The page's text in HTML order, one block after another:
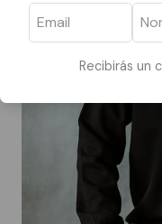
Recibirás un